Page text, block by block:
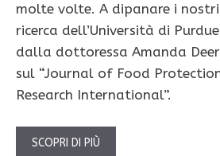
molte volte. A dipanare i
ricerca dell’Università di
dalla dottoressa Amanda
sul “Journal of Food
Research International”.
SCOPRI DI PIÙ